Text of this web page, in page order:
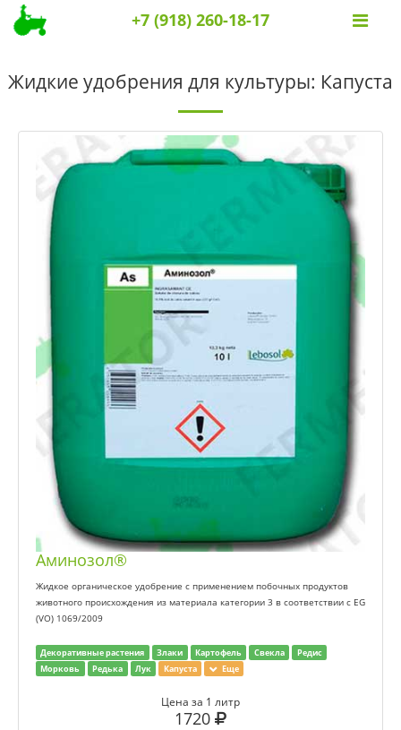
+7 (918) 260-18-17
Жидкие удобрения для культуры: Капуста
Аминозол®
Жидкое органическое удобрение с применением побочных продуктов
животного происхождения из материала категории 3 в соответствии с EG
(VO) 1069/2009
Декоративные растения Злаки Картофель Свекла
Редис
Морковь
Редька Лук Капуста Еще
Цена за 1 литр
1720